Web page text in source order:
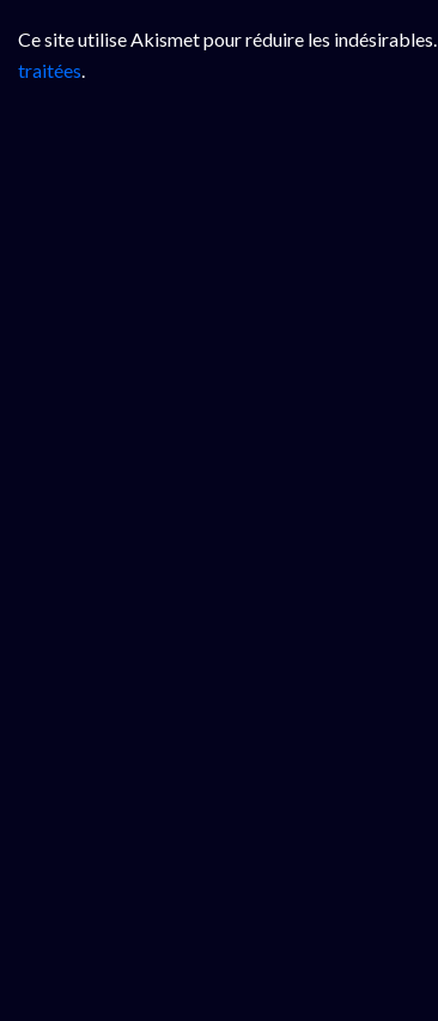
Ce site utilise Akismet pour réduire les indésirables.
traitées.